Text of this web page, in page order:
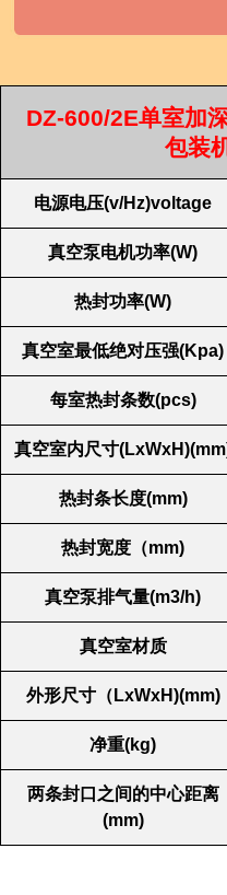
DZ-600/2E单室加
包装
电源电压(v/Hz)voltage
真空泵电机功率(W)
热封功率(W)
真空室最低绝对压强(Kpa)
每室热封条数(pcs)
真空室内尺寸
热封条长度(mm)
热封宽度（mm)
真空泵排气量(m3/h)
真空室材质
外形尺寸（LxWxH)(mm)
净重(kg)
两条封口之间的中心距离
(mm)